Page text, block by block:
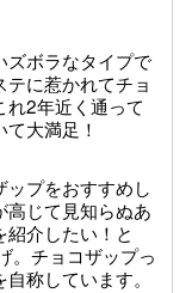
ズボラなタイプで
に惹かれてチョ
れ2年近く通って
大満足！
プをおすすめし
高じて見知らぬあ
介したい！と
。チョコザップっ
称しています。